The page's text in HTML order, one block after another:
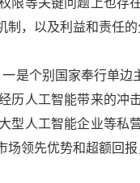
限等关键问题上也
，以及利益和责任
个别国家奉行单边
历人工智能带来的
型人工智能企业等
领先优势和超额回